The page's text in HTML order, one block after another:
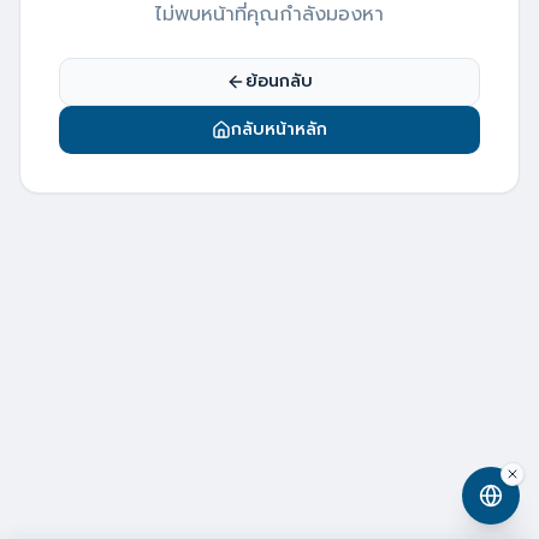
ไม่พบหน้าที่คุณกำลังมองหา
ย้อนกลับ
กลับหน้าหลัก